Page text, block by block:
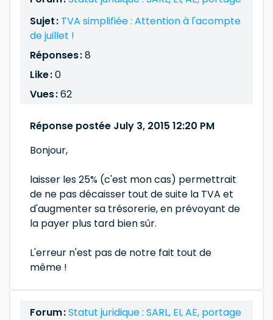
Sujet : TVA simplifiée : Attention à l'acompte
de juillet !
Réponses :8
Like :0
Vues :62
Réponse postée July 3, 2015 12:20 PM
Bonjour,
laisser les 25% (c'est mon cas) permettrait
de ne pas décaisser tout de suite la TVA et
d'augmenter sa trésorerie, en prévoyant de
la payer plus tard bien sûr.
L'erreur n'est pas de notre fait tout de
même !
Forum :Statut juridique : SARL, EI, AE, portage